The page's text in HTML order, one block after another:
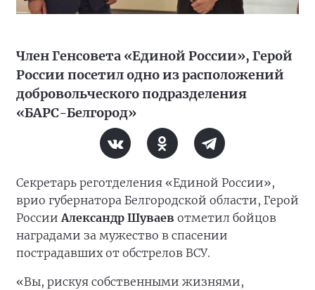
Член Генсовета «Единой России», Герой
России посетил одно из расположений
добровольческого подразделения
«БАРС-Белгород»
Секретарь реготделения «Единой России»,
врио губернатора Белгородской области, Герой
РоссииАлександр Шуваев отметил бойцов
наградами за мужество в спасении
пострадавших от обстрелов ВСУ.
«Вы, рискуя собственными жизнями,